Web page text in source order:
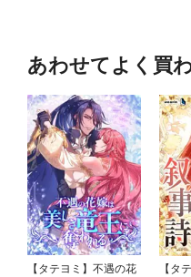
あわせてよく買
【タテヨミ】不遇の花
【タ